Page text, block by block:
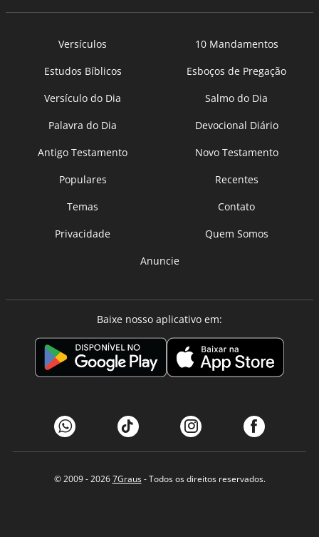
Versículos
10 Mandamentos
Estudos Bíblicos
Esboços de Pregação
Versículo do Dia
Salmo do Dia
Palavra do Dia
Devocional Diário
Antigo Testamento
Novo Testamento
Populares
Recentes
Temas
Contato
Privacidade
Quem Somos
Anuncie
Baixe nosso aplicativo em:
© 2009 - 20267Graus- Todos os direitos reservados.